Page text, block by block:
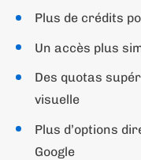
Plus de crédits
Un accès plus
Des quotas
visuelle
Plus d’options
Google